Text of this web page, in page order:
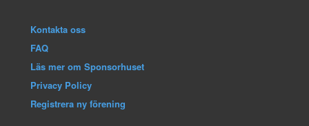
Kontakta oss
FAQ
Läs mer om Sponsorhuset
Privacy Policy
Registrera ny förening